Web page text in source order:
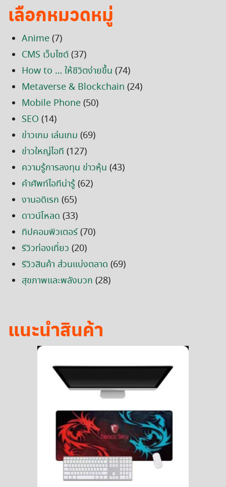
เลือกหมวดหมู่
Anime(7)
CMS เว็บไซต์(37)
How to … ให้ชีวิตง่ายขึ้น (74)
Metaverse & Blockchain (24)
Mobile Phone(50)
SEO (14)
ข่าวเกม เล่นเกม (69)
ข่าวใหญ่ไอที (127)
ความรู้การลงทุน ข่าวหุ้น (43)
คำศัพท์ไอทีน่ารู้(62)
งานอดิเรก (65)
ดาวน์โหลด (33)
ทิปคอมพิวเตอร์(70)
รีวิวท่องเที่ยว (20)
รีวิวสินค้า ส่วนแบ่งตลาด (69)
สุขภาพและพลังบวก (28)
แนะนำสินค้า